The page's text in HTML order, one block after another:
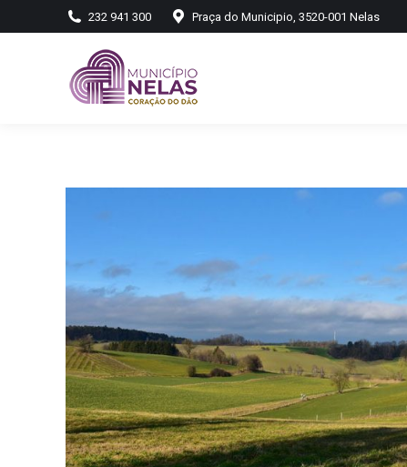
232 941 300 Praça do Municipio, 3520-001 Nelas